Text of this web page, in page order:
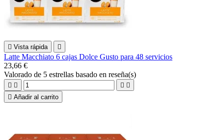
 Vista rápida 
Latte Macchiato 6 cajas Dolce Gusto para 48 servicios
23,66 €
Valorado de 5 estrellas basado en reseña(s)
   
 Añadir al carrito